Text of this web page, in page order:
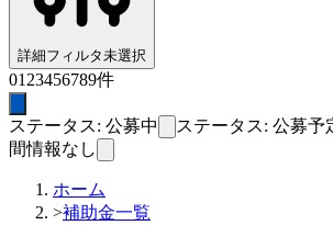
詳細フィルタ未選択
01 23456789件
ステータス: 公募中 ステータス: 公募予
間情報なし
ホーム
>補助金一覧